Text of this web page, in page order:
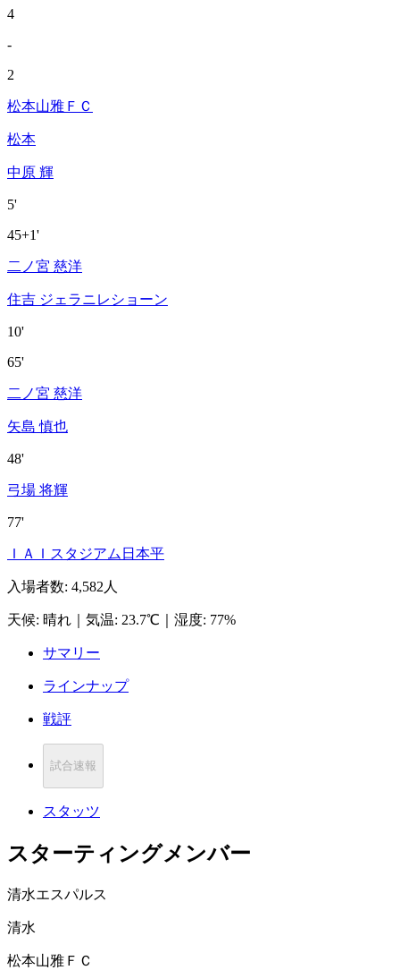
4
-
2
松本山雅ＦＣ
松本
中原 輝
5'
45+1'
二ノ宮 慈洋
住吉 ジェラニレショーン
10'
65'
二ノ宮 慈洋
矢島 慎也
48'
弓場 将輝
77'
ＩＡＩスタジアム日本平
入場者数: 4,582人
天候: 晴れ 気温: 23.7℃ 湿度: 77%
サマリー
ラインナップ
戦評
試合速報
スタッツ
スターティングメンバー
清水エスパルス
清水
松本山雅ＦＣ